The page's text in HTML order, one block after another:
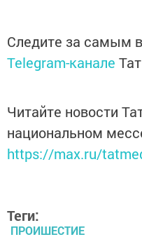
Следите за самым
Telegram-канале
Читайте новости
национальном
https://max.ru/
Теги:
ПРОИШЕСТИЕ